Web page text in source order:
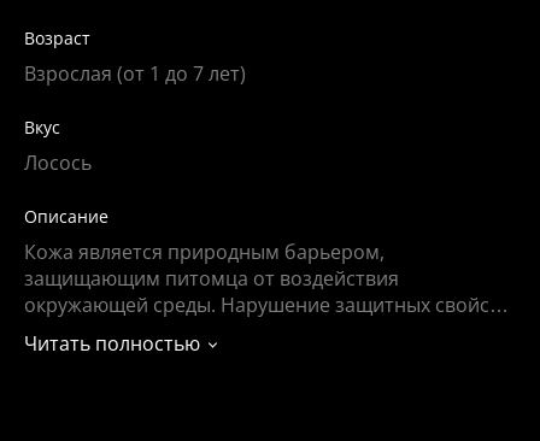
Возраст
Взрослая (от 1 до 7 лет)
Вкус
Лосось
Описание
Кожа является природным барьером,
защищающим питомца от воздействия
окружающей среды. Нарушение защитных свойств
кожи может привести к воспалению, зуду,
выпадению шерсти и другим негативным
Читать полностью